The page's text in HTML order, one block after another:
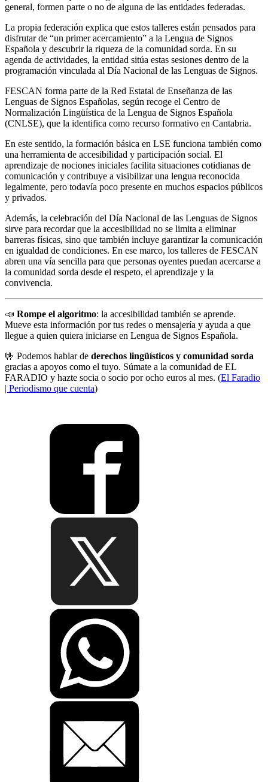
general, formen parte o no de alguna de las entidades federadas.
La propia federación explica que estos talleres están pensados para
disfrutar de “un primer acercamiento” a la Lengua de Signos
Española y descubrir la riqueza de la comunidad sorda. En su
agenda de actividades, la entidad sitúa estas sesiones dentro de la
programación vinculada al Día Nacional de las Lenguas de Signos.
FESCAN forma parte de la Red Estatal de Enseñanza de las
Lenguas de Signos Españolas, según recoge el Centro de
Normalización Lingüística de la Lengua de Signos Española
(CNLSE), que la identifica como recurso formativo en Cantabria.
En este sentido, la formación básica en LSE funciona también como
una herramienta de accesibilidad y participación social. El
aprendizaje de nociones iniciales facilita situaciones cotidianas de
comunicación y contribuye a visibilizar una lengua reconocida
legalmente, pero todavía poco presente en muchos espacios públicos
y privados.
Además, la celebración del Día Nacional de las Lenguas de Signos
sirve para recordar que la accesibilidad no se limita a eliminar
barreras físicas, sino que también incluye garantizar la comunicación
en igualdad de condiciones. En ese marco, los talleres de FESCAN
abren una vía sencilla para que personas oyentes puedan acercarse a
la comunidad sorda desde el respeto, el aprendizaje y la
convivencia.
📣 Rompe el algoritmo: la accesibilidad también se aprende.
Mueve esta información por tus redes o mensajería y ayuda a que
llegue a quien quiera iniciarse en Lengua de Signos Española.
🤟 Podemos hablar de derechos lingüísticos y comunidad sorda
gracias a apoyos como el tuyo. Súmate a la comunidad de EL
FARADIO y hazte socia o socio por ocho euros al mes. (El Faradio
| Periodismo que cuenta)